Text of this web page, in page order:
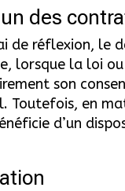
des
de réflexion, le
lorsque la loi
son
Toutefois, en
d’un